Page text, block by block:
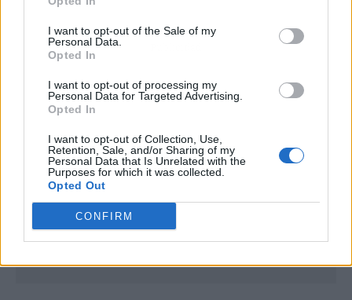
I want to opt-out of the Sale of my
Personal Data.
Opted In
I want to opt-out of processing my
Personal Data for Targeted Advertising.
Opted In
I want to opt-out of Collection, Use,
Retention, Sale, and/or Sharing of my
Personal Data that Is Unrelated with the
Purposes for which it was collected.
Opted Out
CONFIRM